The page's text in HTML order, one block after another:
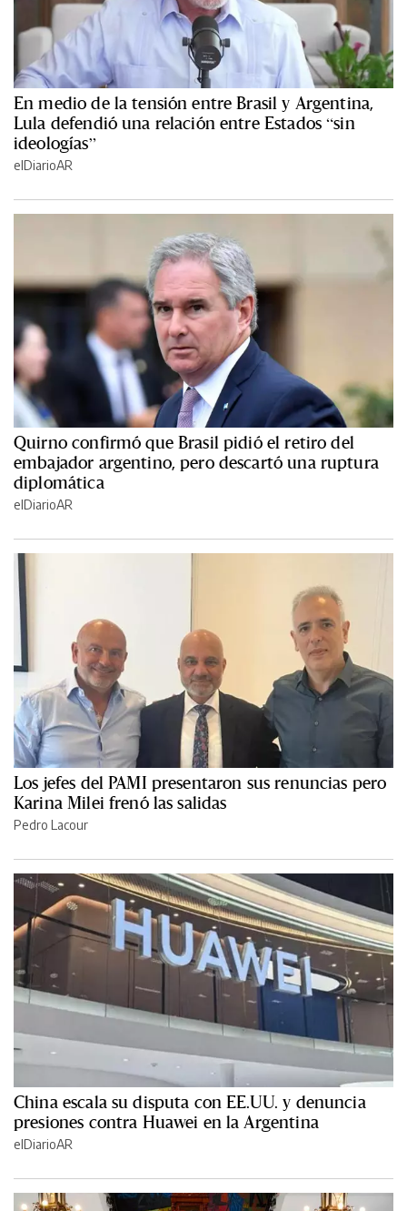
En medio de la tensión entre Brasil y Argentina,
Lula defendió una relación entre Estados “sin
ideologías”
elDiarioAR
Quirno confirmó que Brasil pidió el retiro del
embajador argentino, pero descartó una ruptura
diplomática
elDiarioAR
Los jefes del PAMI presentaron sus renuncias pero
Karina Milei frenó las salidas
Pedro Lacour
China escala su disputa con EE.UU. y denuncia
presiones contra Huawei en la Argentina
elDiarioAR